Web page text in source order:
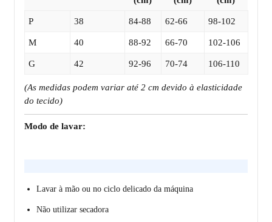
P 38 84-88 62-66 98-102
M 40 88-92 66-70 102-106
G 42 92-96 70-74 106-110
(As medidas podem variar até 2 cm devido à elasticidade
do tecido)
Modo de lavar:
Lavar à mão ou no ciclo delicado da máquina
Não utilizar secadora